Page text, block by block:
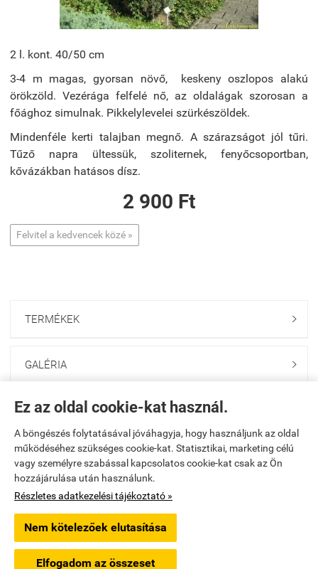
Ez az oldal cookie-kat használ.
A böngészés folytatásával jóváhagyja, hogy használjunk az oldal
működéséhez szükséges cookie-kat. Statisztikai, marketing célú
vagy személyre szabással kapcsolatos cookie-kat csak az Ön
hozzájárulása után használunk.
Részletes adatkezelési tájékoztató »
Nem kötelezőek elutasítása
Elfogadom az összeset
2 l. kont. 40/50 cm
3-4 m magas, gyorsan növő, keskeny oszlopos alakú
örökzöld. Vezérága felfelé nő, az oldalágak szorosan a
főághoz simulnak. Pikkelylevelei szürkészöldek.
Mindenféle kerti talajban megnő. A szárazságot jól tűri.
Tűző napra ültessük, szoliternek, fenyőcsoportban,
kővázákban hatásos dísz.
2 900 Ft
Felvitel a kedvencek közé »
TERMÉKEK 
GALÉRIA 
ONLINE GAZDABOLT
Saját fiók
Elérhetőségek